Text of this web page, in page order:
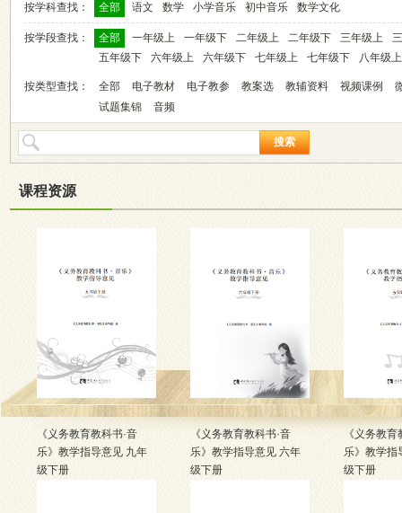
按学科查找： 全部 语文 数学 小学音乐 初中音乐 数学文化
按学段查找： 全部 一年级上 一年级下 二年级上 二年级下 三年级上
五年级下
六年级上 六年级下 七年级上 七年级下 八年级上
按类型查找： 全部 电子教材 电子教参 教案选 教辅资料 视频课例
试题集锦
音频
搜索
课程资源
《义务教育教科书·音
乐》教学指导意见 九年
级下册
《义务教育教科书·音
乐》教学指导意见 六年
级下册
《义务教育
乐》教学指
级下册